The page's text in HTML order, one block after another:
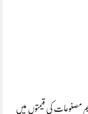
مصنوعات کی قیمتوں میں